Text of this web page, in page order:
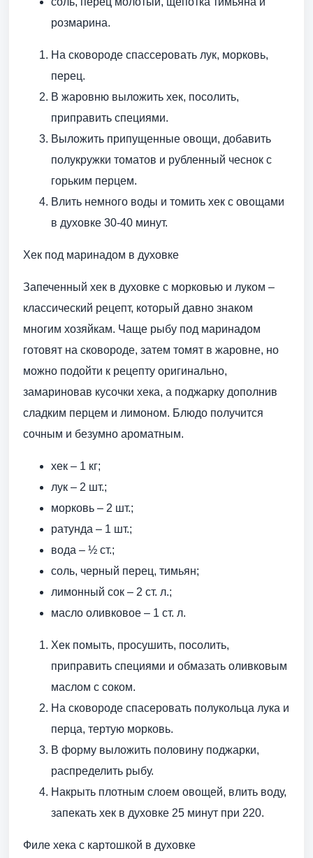
розмарина.
На сковороде спассеровать лук, морковь,
перец.
В жаровню выложить хек, посолить,
приправить специями.
Выложить припущенные овощи, добавить
полукружки томатов и рубленный чеснок с
горьким перцем.
Влить немного воды и томить хек с овощами
в духовке 30-40 минут.
Хек под маринадом в духовке
Запеченный хек в духовке с морковью и луком –
классический рецепт, который давно знаком
многим хозяйкам. Чаще рыбу под маринадом
готовят на сковороде, затем томят в жаровне, но
можно подойти к рецепту оригинально,
замариновав кусочки хека, а поджарку дополнив
сладким перцем и лимоном. Блюдо получится
сочным и безумно ароматным.
хек – 1 кг;
лук – 2 шт.;
морковь – 2 шт.;
ратунда – 1 шт.;
вода – ½ ст.;
соль, черный перец, тимьян;
лимонный сок – 2 ст. л.;
масло оливковое – 1 ст. л.
Хек помыть, просушить, посолить,
приправить специями и обмазать оливковым
маслом с соком.
На сковороде спасеровать полукольца лука и
перца, тертую морковь.
В форму выложить половину поджарки,
распределить рыбу.
Накрыть плотным слоем овощей, влить воду,
запекать хек в духовке 25 минут при 220.
Филе хека с картошкой в духовке